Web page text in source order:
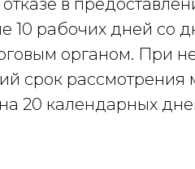
в
10 рабочих дней со
органом. При
срок рассмотрения
20 календарных